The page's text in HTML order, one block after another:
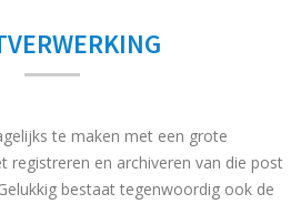
te maken met een grote
registreren en archiveren van die post
bestaat tegenwoordig ook de